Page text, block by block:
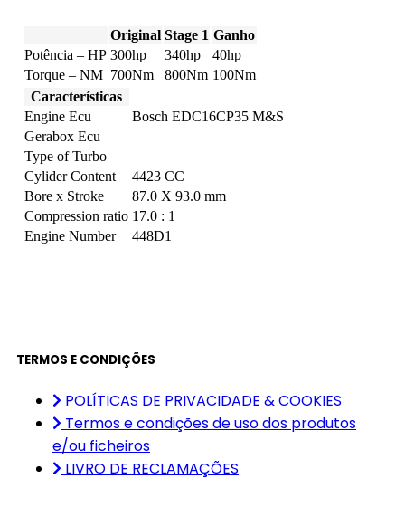
Original Stage 1 Ganho
Potência – HP 300hp 340hp
40hp
Torque – NM 700Nm 800Nm 100Nm
Características
Engine Ecu
Bosch EDC16CP35 M&S
Gerabox Ecu
Type of Turbo
Cylider Content
4423 CC
Bore x Stroke
87.0 X 93.0 mm
Compression ratio 17.0 : 1
Engine Number
448D1
TERMOS E CONDIÇÕES
POLÍTICAS DE PRIVACIDADE & COOKIES
Termos e condições de uso dos produtos
e/ou ficheiros
LIVRO DE RECLAMAÇÕES